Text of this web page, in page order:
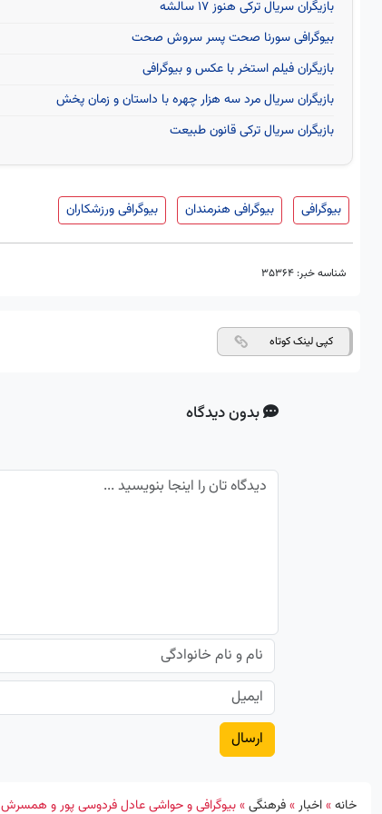
بازیگران سریال ترکی هنوز ۱۷ سالشه
بیوگرافی سورنا صحت پسر سروش صحت
بازیگران فیلم استخر با عکس و بیوگرافی
بازیگران سریال مرد سه هزار چهره با داستان و زمان پخش
بازیگران سریال ترکی قانون طبیعت
بیوگرافی بیوگرافی هنرمندان بیوگرافی ورزشکاران
شناسه خبر:
کپی لینک کوتاه
بدون دیدگاه
خانه»اخبار»فرهنگی»بیوگرافی و حواشی عادل فردوسی پور و همسرش